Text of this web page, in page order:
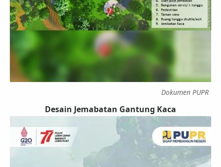
Dokumen PUPR
Desain Jemabatan Gantung Kaca